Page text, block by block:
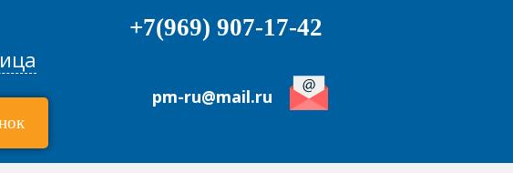
+7(969) 907-17-42
pm-ru@mail.ru